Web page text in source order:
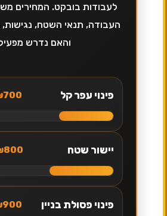
לעבודות בובקט. המחירים
העבודה, תנאי השטח,
והאם נדרש
פינוי עפר קל
יישור שטח
פינוי פסולת בניין